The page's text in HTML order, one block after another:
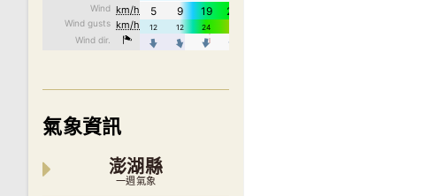
氣象資訊
澎湖縣
一週氣象